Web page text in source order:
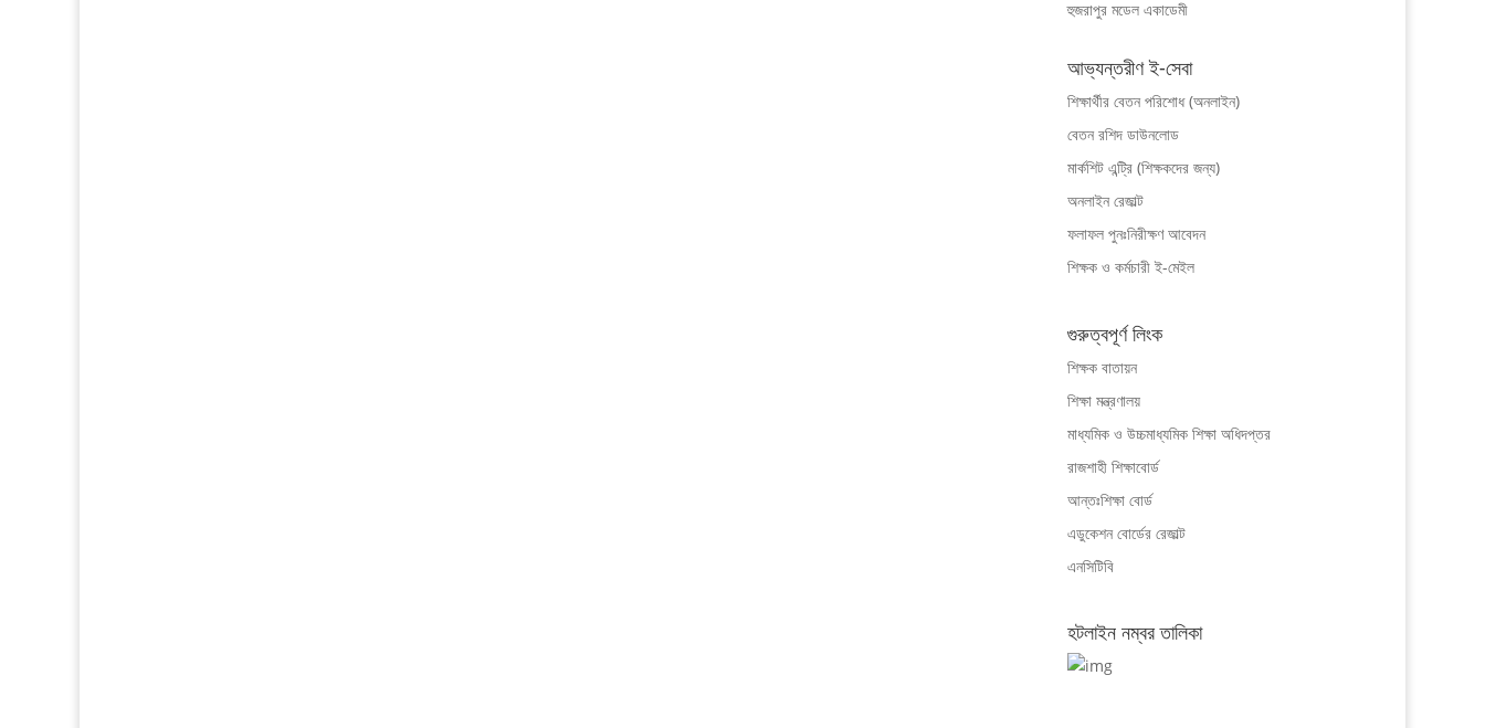
হুজরাপুর মডেল একাডেমী
আভ্যন্তরীণ ই-সেবা
শিক্ষার্থীর বেতন পরিশোধ (অনলাইন)
বেতন রশিদ ডাউনলোড
মার্কশিট এন্ট্রি (শিক্ষকদের জন্য)
অনলাইন রেজাল্ট
ফলাফল পুনঃনিরীক্ষণ আবেদন
শিক্ষক ও কর্মচারী ই-মেইল
গুরুত্বপূর্ণ লিংক
শিক্ষক বাতায়ন
শিক্ষা মন্ত্রণালয়
মাধ্যমিক ও উচ্চমাধ্যমিক শিক্ষা অধিদপ্তর
রাজশাহী শিক্ষাবোর্ড
আন্তঃশিক্ষা বোর্ড
এডুকেশন বোর্ডের রেজাল্ট
এনসিটিবি
হটলাইন নম্বর তালিকা